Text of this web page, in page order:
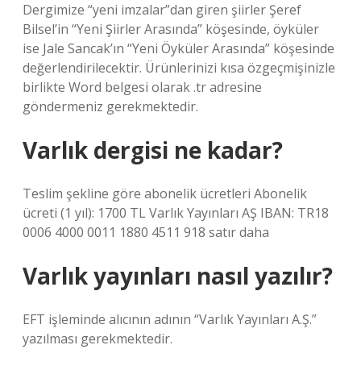
Dergimize “yeni imzalar”dan giren şiirler Şeref
Bilsel’in “Yeni Şiirler Arasında” köşesinde, öyküler
ise Jale Sancak’ın “Yeni Öyküler Arasında” köşesinde
değerlendirilecektir. Ürünlerinizi kısa özgeçmişinizle
birlikte Word belgesi olarak .tr adresine
göndermeniz gerekmektedir.
Varlık dergisi ne kadar?
Teslim şekline göre abonelik ücretleri Abonelik
ücreti (1 yıl): 1700 TL Varlık Yayınları AŞ IBAN: TR18
0006 4000 0011 1880 4511 918 satır daha
Varlık yayınları nasıl yazılır?
EFT işleminde alıcının adının “Varlık Yayınları A.Ş.”
yazılması gerekmektedir.